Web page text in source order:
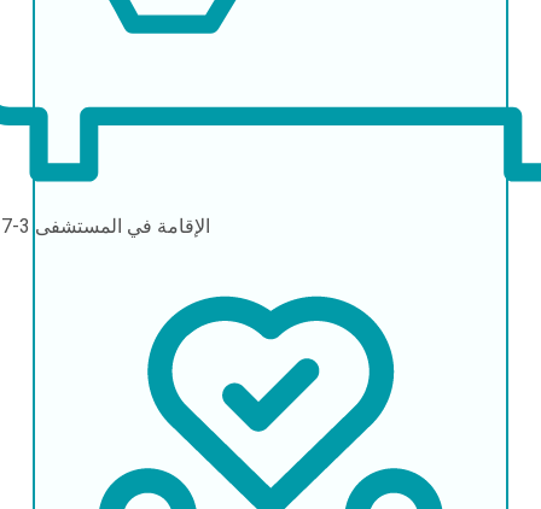
الإقامة في المستشفى 3-7 أيام